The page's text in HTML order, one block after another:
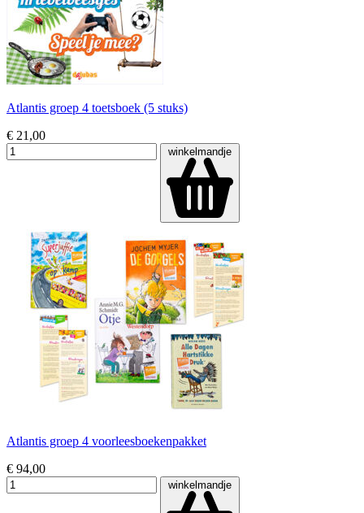
Atlantis groep 4 toetsboek (5 stuks)
€ 21,00
winkelmandje
Atlantis groep 4 voorleesboekenpakket
€ 94,00
winkelmandje